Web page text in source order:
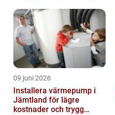
09 juni 2026
Installera värmepump i
Jämtland för lägre
kostnader och trygg